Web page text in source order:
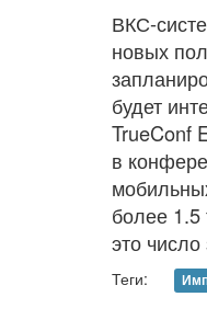
ВКС-
новых
будет
TrueConf
в
более
это число
Теги: